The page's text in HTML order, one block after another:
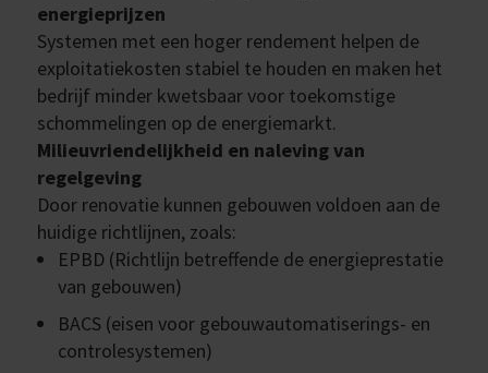
energieprijzen
Systemen met een hoger rendement helpen de
exploitatiekosten stabiel te houden en maken het
bedrijf minder kwetsbaar voor toekomstige
schommelingen op de energiemarkt.
Milieuvriendelijkheid en naleving van
regelgeving
Door renovatie kunnen gebouwen voldoen aan de
huidige richtlijnen, zoals:
EPBD (Richtlijn betreffende de energieprestatie
van gebouwen)
BACS (eisen voor gebouwautomatiserings- en
controlesystemen)